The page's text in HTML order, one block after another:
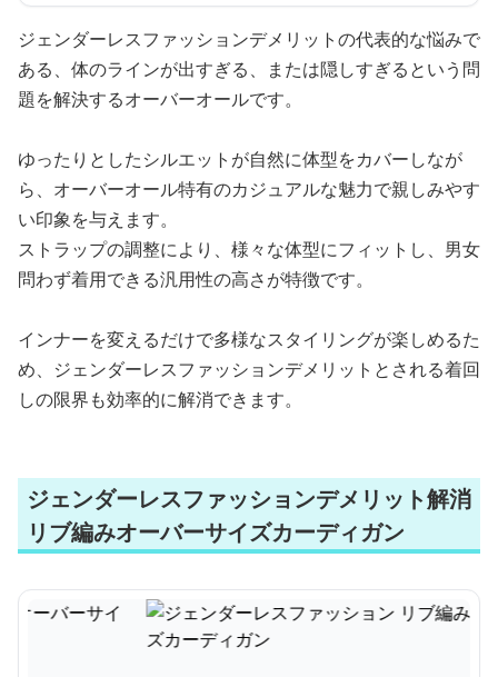
ジェンダーレスファッションデメリットの代表的な悩みで
ある、体のラインが出すぎる、または隠しすぎるという問
題を解決するオーバーオールです。
ゆったりとしたシルエットが自然に体型をカバーしなが
ら、オーバーオール特有のカジュアルな魅力で親しみやす
い印象を与えます。
ストラップの調整により、様々な体型にフィットし、男女
問わず着用できる汎用性の高さが特徴です。
インナーを変えるだけで多様なスタイリングが楽しめるた
め、ジェンダーレスファッションデメリットとされる着回
しの限界も効率的に解消できます。
ジェンダーレスファッションデメリット解消
リブ編みオーバーサイズカーディガン